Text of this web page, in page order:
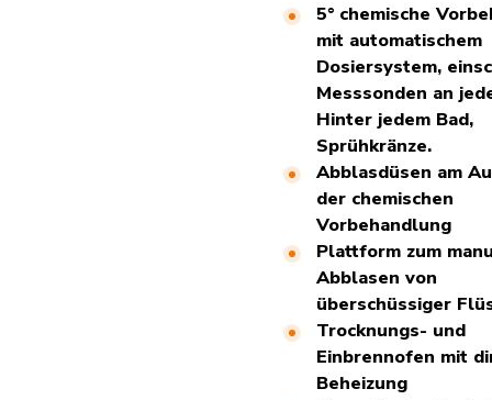
5° chemische
mit automatischem
Dosiersystem,
Messsonden an
Hinter jedem Bad,
Sprühkränze.
Abblasdüsen am
der chemischen
Vorbehandlung
Plattform zum
Abblasen von
überschüssiger
Trocknungs- und
Einbrennofen mit
Beheizung